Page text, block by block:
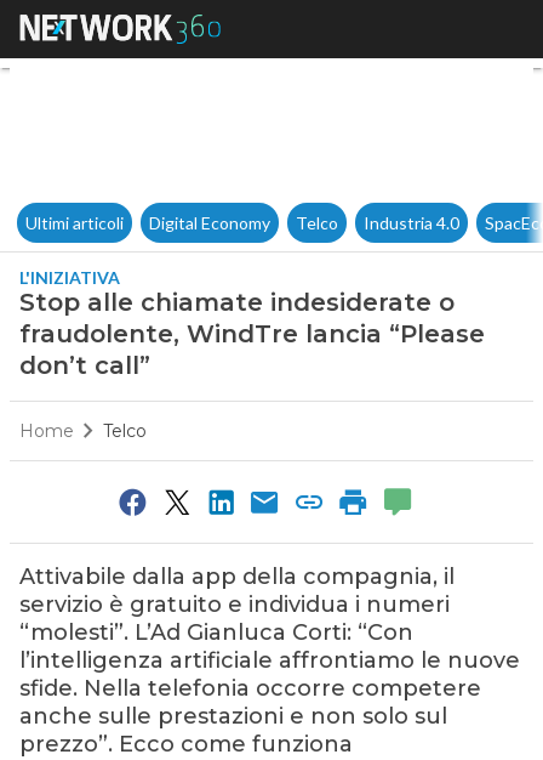
Stop alle chiamate
Ultimi articoli Digital Economy Telco Industria 4.0
L'INIZIATIVA
Stop alle chiamate indesiderate o
fraudolente, WindTre lancia “Please
don’t call”
Home Telco
Attivabile dalla app della compagnia, il
servizio è gratuito e individua i numeri
“molesti”. L’Ad Gianluca Corti: “Con
l’intelligenza artificiale affrontiamo le nuove
sfide. Nella telefonia occorre competere
anche sulle prestazioni e non solo sul
prezzo”. Ecco come funziona